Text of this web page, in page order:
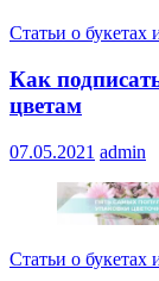
Статьи о букетах
Как
цветам
07.05.2021 admin
Статьи о букетах